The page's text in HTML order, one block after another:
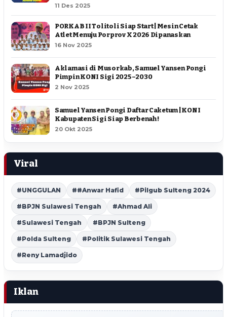
11 Des 2025
PORKAB II Tolitoli Siap Start | Mesin Cetak
Atlet Menuju Porprov X 2026 Dipanaskan
16 Nov 2025
Aklamasi di Musorkab, Samuel Yansen Pongi
Pimpin KONI Sigi 2025–2030
2 Nov 2025
Samuel Yansen Pongi Daftar Caketum | KONI
Kabupaten Sigi Siap Berbenah !
20 Okt 2025
Viral
#UNGGULAN ##Anwar Hafid #Pilgub Sulteng 2024
#BPJN Sulawesi Tengah #Ahmad Ali
#Sulawesi Tengah #BPJN Sulteng
#Polda Sulteng #Politik Sulawesi Tengah
#Reny Lamadjido
Iklan